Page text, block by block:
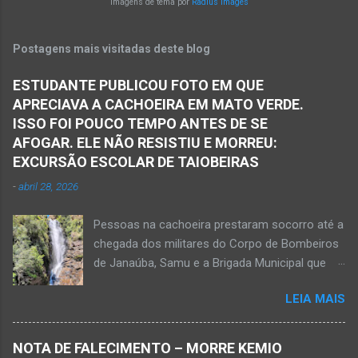
as informações acerca desse acidente. A 3ª
designou um perito para realizar os serviços de
perícia os quais serão anexados ao Inquérito
Policial. De acordo com informações da polícia,
o veículo transitava no sentido Matias Cardoso
para Jaíba. O acidente foi em trecho distante
Norte de Minas. Ainda segundo a polícia, o
veículo transportava pessoas...
Imagens de tema por Radius Images
Postagens mais visitadas deste blog
ESTUDANTE PUBLICOU FOTO EM QUE
APRECIAVA A CACHOEIRA EM MATO VERDE.
ISSO FOI POUCO TEMPO ANTES DE SE
AFOGAR. ELE NÃO RESISTIU E MORREU:
EXCURSÃO ESCOLAR DE TAIOBEIRAS
-abril 28, 2026
Pessoas na cachoeira prestaram socorro até a
chegada dos militares do Corpo de Bombeiros
de Janaúba, Samu e a Brigada Municipal que
resistiu e foi a óbito Foto álbum pessoal Kauan
Pereira Alves publicou em sua rede social a
foto em que apreciava a Cachoeira Maria Rosa,
LEIA MAIS
NOTA DE FALECIMENTO – MORRE KEMIO